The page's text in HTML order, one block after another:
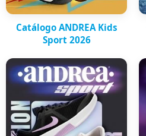
Catálogo ANDREA Kids
Sport 2026